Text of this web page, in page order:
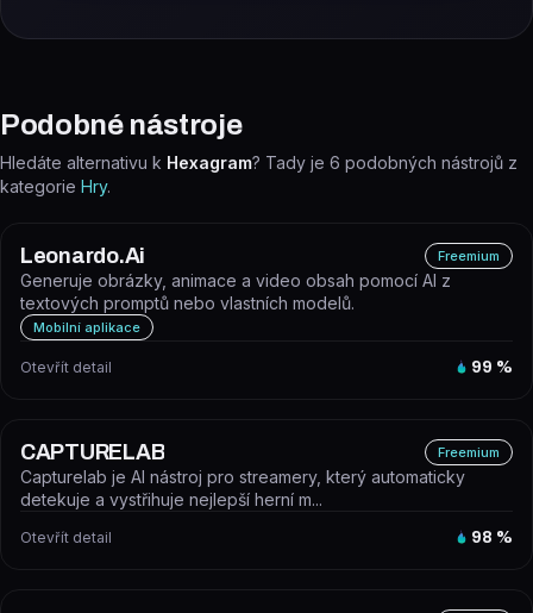
Podobné nástroje
Hledáte alternativu k Hexagram? Tady je 6 podobných nástrojů z
kategorie Hry.
Leonardo.Ai Freemium
Generuje obrázky, animace a video obsah pomocí AI z
textových promptů nebo vlastních modelů.
Mobilní aplikace
Otevřít detail 99 %
CAPTURELAB Freemium
Capturelab je AI nástroj pro streamery, který automaticky
detekuje a vystřihuje nejlepší herní m...
Otevřít detail 98 %